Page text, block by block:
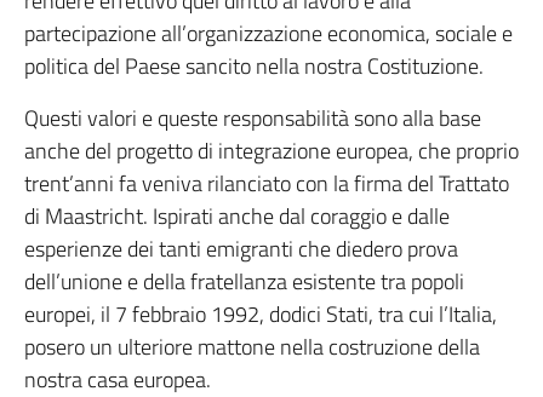
partecipazione all’organizzazione economica, sociale e
politica del Paese sancito nella nostra Costituzione.
Questi valori e queste responsabilità sono alla base
anche del progetto di integrazione europea, che proprio
trent’anni fa veniva rilanciato con la firma del Trattato
di Maastricht. Ispirati anche dal coraggio e dalle
esperienze dei tanti emigranti che diedero prova
dell’unione e della fratellanza esistente tra popoli
europei, il 7 febbraio 1992, dodici Stati, tra cui l’Italia,
posero un ulteriore mattone nella costruzione della
nostra casa europea.